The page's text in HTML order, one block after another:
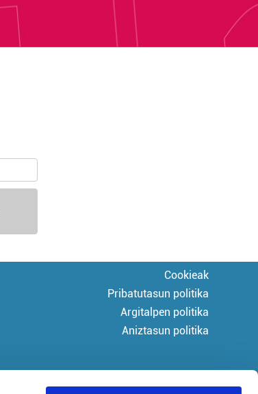
Cookieak
Pribatutasun politika
Argitalpen politika
Aniztasun politika